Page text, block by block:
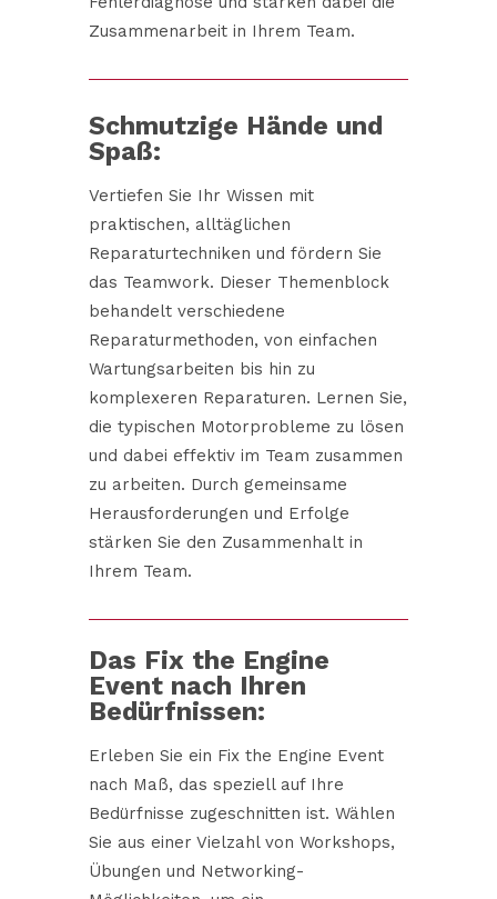
Zusammenarbeit in Ihrem Team.
Schmutzige Hände und
Spaß:
Vertiefen Sie Ihr Wissen mit
praktischen, alltäglichen
Reparaturtechniken und fördern Sie
das Teamwork. Dieser Themenblock
behandelt verschiedene
Reparaturmethoden, von einfachen
Wartungsarbeiten bis hin zu
komplexeren Reparaturen. Lernen Sie,
die typischen Motorprobleme zu lösen
und dabei effektiv im Team zusammen
zu arbeiten. Durch gemeinsame
Herausforderungen und Erfolge
stärken Sie den Zusammenhalt in
Ihrem Team.
Das Fix the Engine
Event nach Ihren
Bedürfnissen:
Erleben Sie ein Fix the Engine Event
nach Maß, das speziell auf Ihre
Bedürfnisse zugeschnitten ist. Wählen
Sie aus einer Vielzahl von Workshops,
Übungen und Networking-